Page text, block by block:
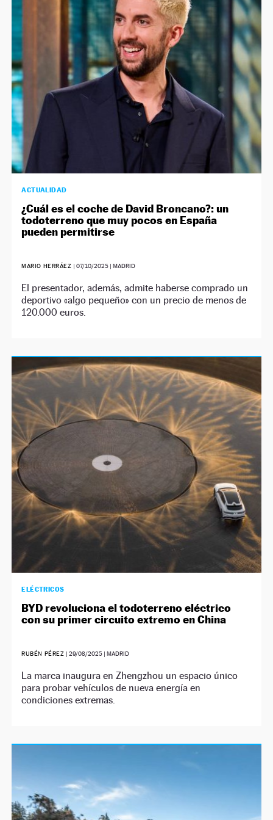
ACTUALIDAD
¿Cuál es el coche de David Broncano?: un
todoterreno que muy pocos en España
pueden permitirse
MARIO HERRÁEZ |07/10/2025 | MADRID
El presentador, además, admite haberse comprado un
deportivo «algo pequeño» con un precio de menos de
120.000 euros.
ELÉCTRICOS
BYD revoluciona el todoterreno eléctrico
con su primer circuito extremo en China
RUBÉN PÉREZ |29/08/2025 | MADRID
La marca inaugura en Zhengzhou un espacio único
para probar vehículos de nueva energía en
condiciones extremas.